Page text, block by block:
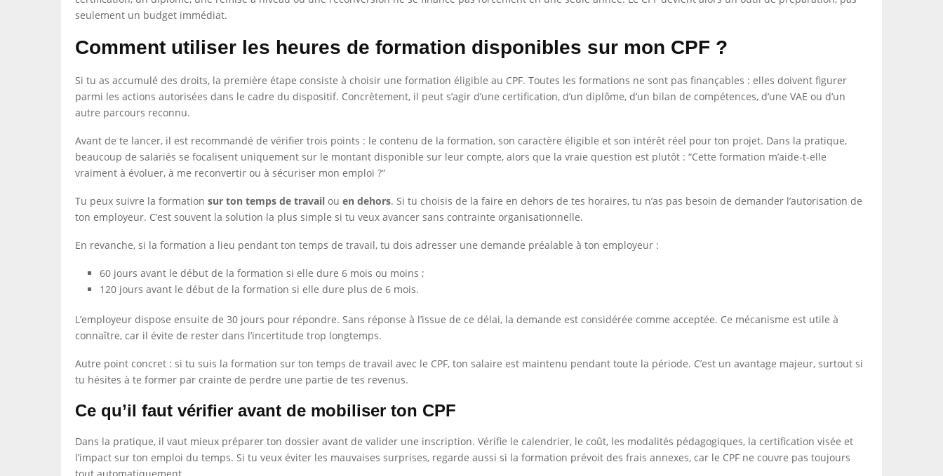
seulement un budget immédiat.
Comment utiliser les heures de formation disponibles sur mon CPF ?
Si tu as accumulé des droits, la première étape consiste à choisir une formation éligible au CPF. Toutes les formations ne sont pas finançables : elles doivent figurer
parmi les actions autorisées dans le cadre du dispositif. Concrètement, il peut s’agir d’une certification, d’un diplôme, d’un bilan de compétences, d’une VAE ou d’un
autre parcours reconnu.
Avant de te lancer, il est recommandé de vérifier trois points : le contenu de la formation, son caractère éligible et son intérêt réel pour ton projet. Dans la pratique,
beaucoup de salariés se focalisent uniquement sur le montant disponible sur leur compte, alors que la vraie question est plutôt : “Cette formation m’aide-t-elle
vraiment à évoluer, à me reconvertir ou à sécuriser mon emploi ?”
Tu peux suivre la formation sur ton temps de travail ou en dehors. Si tu choisis de la faire en dehors de tes horaires, tu n’as pas besoin de demander l’autorisation de
ton employeur. C’est souvent la solution la plus simple si tu veux avancer sans contrainte organisationnelle.
En revanche, si la formation a lieu pendant ton temps de travail, tu dois adresser une demande préalable à ton employeur :
60 jours avant le début de la formation si elle dure 6 mois ou moins ;
120 jours avant le début de la formation si elle dure plus de 6 mois.
L’employeur dispose ensuite de 30 jours pour répondre. Sans réponse à l’issue de ce délai, la demande est considérée comme acceptée. Ce mécanisme est utile à
connaître, car il évite de rester dans l’incertitude trop longtemps.
Autre point concret : si tu suis la formation sur ton temps de travail avec le CPF, ton salaire est maintenu pendant toute la période. C’est un avantage majeur, surtout si
tu hésites à te former par crainte de perdre une partie de tes revenus.
Ce qu’il faut vérifier avant de mobiliser ton CPF
Dans la pratique, il vaut mieux préparer ton dossier avant de valider une inscription. Vérifie le calendrier, le coût, les modalités pédagogiques, la certification visée et
l’impact sur ton emploi du temps. Si tu veux éviter les mauvaises surprises, regarde aussi si la formation prévoit des frais annexes, car le CPF ne couvre pas toujours